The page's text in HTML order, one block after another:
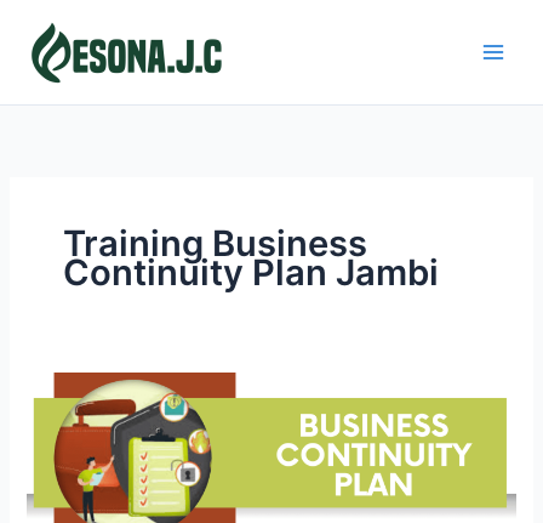
content
Training Business
Continuity Plan Jambi
BUSINESS
CONTINUITY
PLAN